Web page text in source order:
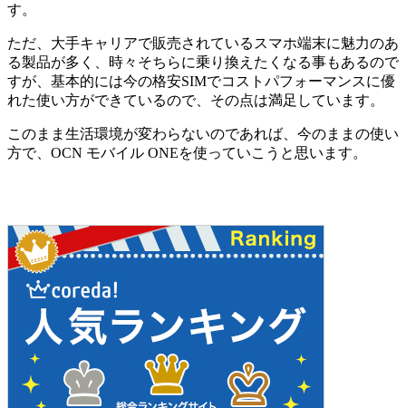
す。
ただ、大手キャリアで販売されているスマホ端末に魅力のあ
る製品が多く、時々そちらに乗り換えたくなる事もあるので
すが、基本的には今の格安SIMでコストパフォーマンスに優
れた使い方ができているので、その点は満足しています。
このまま生活環境が変わらないのであれば、今のままの使い
方で、OCN モバイル ONEを使っていこうと思います。